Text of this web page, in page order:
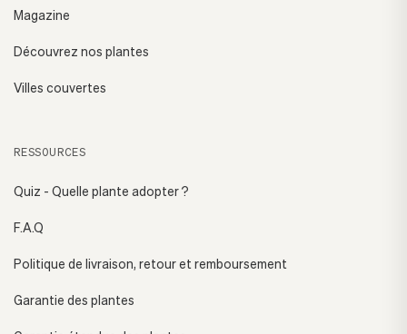
Magazine
Découvrez nos plantes
Villes couvertes
RESSOURCES
Quiz - Quelle plante adopter ?
F.A.Q
Politique de livraison, retour et remboursement
Garantie des plantes